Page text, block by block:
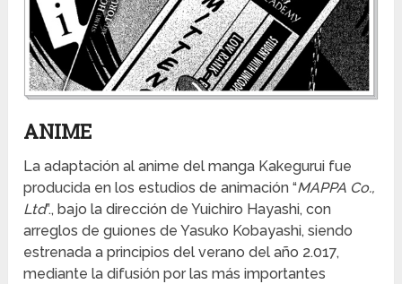
ANIME
La adaptación al anime del manga Kakegurui fue
producida en los estudios de animación “MAPPA Co.,
Ltd”., bajo la dirección de Yuichiro Hayashi, con
arreglos de guiones de Yasuko Kobayashi, siendo
estrenada a principios del verano del año 2.017,
mediante la difusión por las más importantes